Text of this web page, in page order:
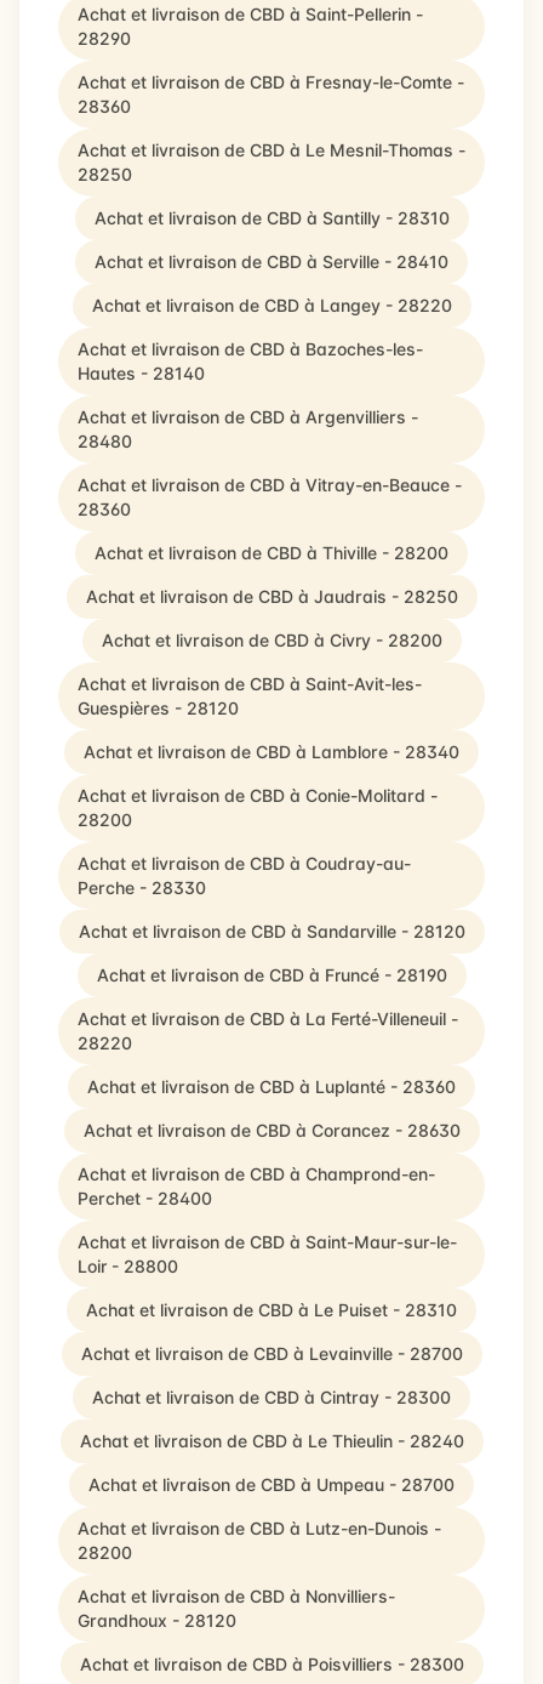
Achat et livraison de CBD à Saint-Pellerin -
28290
Achat et livraison de CBD à Fresnay-le-Comte -
28360
Achat et livraison de CBD à Le Mesnil-Thomas -
28250
Achat et livraison de CBD à Santilly - 28310
Achat et livraison de CBD à Serville - 28410
Achat et livraison de CBD à Langey - 28220
Achat et livraison de CBD à Bazoches-les-
Hautes - 28140
Achat et livraison de CBD à Argenvilliers -
28480
Achat et livraison de CBD à Vitray-en-Beauce -
28360
Achat et livraison de CBD à Thiville - 28200
Achat et livraison de CBD à Jaudrais - 28250
Achat et livraison de CBD à Civry - 28200
Achat et livraison de CBD à Saint-Avit-les-
Guespières - 28120
Achat et livraison de CBD à Lamblore - 28340
Achat et livraison de CBD à Conie-Molitard -
28200
Achat et livraison de CBD à Coudray-au-
Perche - 28330
Achat et livraison de CBD à Sandarville - 28120
Achat et livraison de CBD à Fruncé - 28190
Achat et livraison de CBD à La Ferté-Villeneuil -
28220
Achat et livraison de CBD à Luplanté - 28360
Achat et livraison de CBD à Corancez - 28630
Achat et livraison de CBD à Champrond-en-
Perchet - 28400
Achat et livraison de CBD à Saint-Maur-sur-le-
Loir - 28800
Achat et livraison de CBD à Le Puiset - 28310
Achat et livraison de CBD à Levainville - 28700
Achat et livraison de CBD à Cintray - 28300
Achat et livraison de CBD à Le Thieulin - 28240
Achat et livraison de CBD à Umpeau - 28700
Achat et livraison de CBD à Lutz-en-Dunois -
28200
Achat et livraison de CBD à Nonvilliers-
Grandhoux - 28120
Achat et livraison de CBD à Poisvilliers - 28300